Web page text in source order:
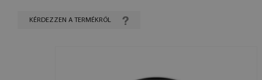
KÉRDEZZEN A TERMÉKRŐL